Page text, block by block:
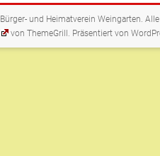
Bürger- und Heimatverein Weingarten.
von ThemeGrill. Präsentiert von